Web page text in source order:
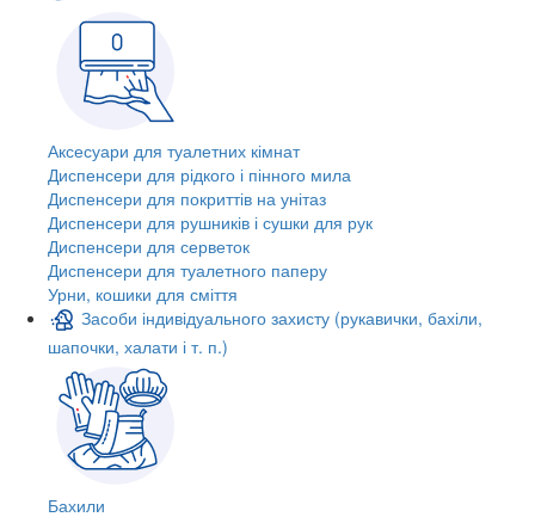
Аксесуари для туалетних кімнат
Диспенсери для рідкого і пінного мила
Диспенсери для покриттів на унітаз
Диспенсери для рушників і сушки для рук
Диспенсери для серветок
Диспенсери для туалетного паперу
Урни, кошики для сміття
Засоби індивідуального захисту (рукавички, бахіли,
шапочки, халати і т. п.)
Бахили